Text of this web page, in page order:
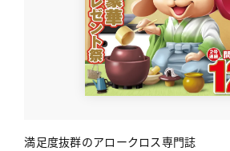
満足度抜群のアロークロス専門誌